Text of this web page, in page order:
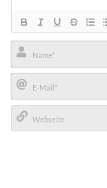
Name*
E-
Mail*